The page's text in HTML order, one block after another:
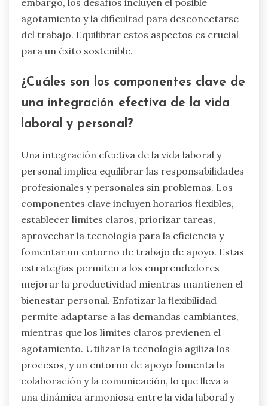
embargo, los desafíos incluyen el posible
agotamiento y la dificultad para desconectarse
del trabajo. Equilibrar estos aspectos es crucial
para un éxito sostenible.
¿Cuáles son los componentes clave de
una integración efectiva de la vida
laboral y personal?
Una integración efectiva de la vida laboral y
personal implica equilibrar las responsabilidades
profesionales y personales sin problemas. Los
componentes clave incluyen horarios flexibles,
establecer límites claros, priorizar tareas,
aprovechar la tecnología para la eficiencia y
fomentar un entorno de trabajo de apoyo. Estas
estrategias permiten a los emprendedores
mejorar la productividad mientras mantienen el
bienestar personal. Enfatizar la flexibilidad
permite adaptarse a las demandas cambiantes,
mientras que los límites claros previenen el
agotamiento. Utilizar la tecnología agiliza los
procesos, y un entorno de apoyo fomenta la
colaboración y la comunicación, lo que lleva a
una dinámica armoniosa entre la vida laboral y